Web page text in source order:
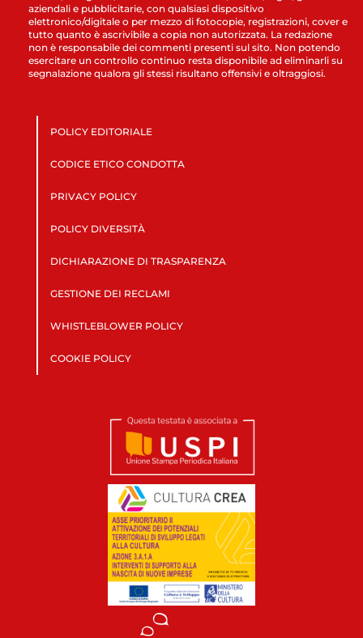
aziendali e pubblicitarie, con qualsiasi dispositivo
elettronico/digitale o per mezzo di fotocopie, registrazioni, cover e
tutto quanto è ascrivibile a copia non autorizzata. La redazione
non è responsabile dei commenti presenti sul sito. Non potendo
esercitare un controllo continuo resta disponibile ad eliminarli su
segnalazione qualora gli stessi risultano offensivi e oltraggiosi.
POLICY EDITORIALE
CODICE ETICO CONDOTTA
PRIVACY POLICY
POLICY DIVERSITÀ
DICHIARAZIONE DI TRASPARENZA
GESTIONE DEI RECLAMI
WHISTLEBLOWER POLICY
COOKIE POLICY